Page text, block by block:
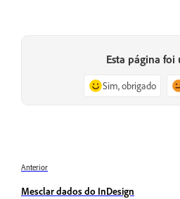
Esta página foi
Sim, obrigado
Anterior
Mesclar dados do InDesign